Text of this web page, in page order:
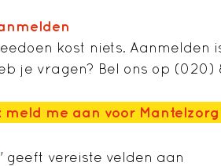
kost niets.
je vragen? Bel ons op (020)
meld me aan voor
geeft vereiste velden aan